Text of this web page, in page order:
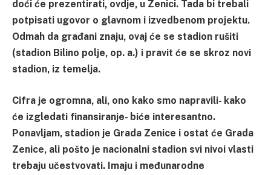
doći će prezentirati, ovdje, u Zenici. Tada bi trebali
potpisati ugovor o glavnom i izvedbenom projektu.
Odmah da građani znaju, ovaj će se stadion rušiti
(stadion Bilino polje, op. a.) i pravit će se skroz novi
stadion, iz temelja.
Cifra je ogromna, ali, ono kako smo napravili- kako
će izgledati finansiranje- biće interesantno.
Ponavljam, stadion je Grada Zenice i ostat će Grada
Zenice, ali pošto je nacionalni stadion svi nivoi vlasti
trebaju učestvovati. Imaju i međunarodne